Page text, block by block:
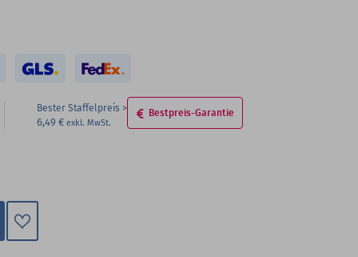
Bester Staffelpreis
6,49 €
Bestpreis-Garantie
Zum